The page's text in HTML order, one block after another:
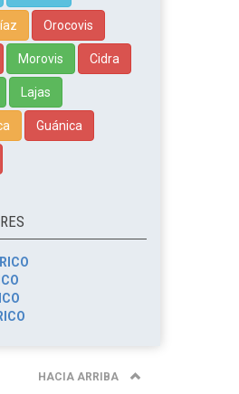
Orocovis
Morovis Cidra
Lajas
Guánica
HACIA ARRIBA